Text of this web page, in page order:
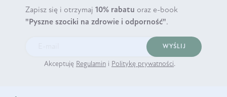
Zapisz się i otrzymaj 10% rabatu oraz e-book
"Pyszne szociki na zdrowie i odporność".
WYŚLIJ
Akceptuję Regulamin i Politykę prywatności.